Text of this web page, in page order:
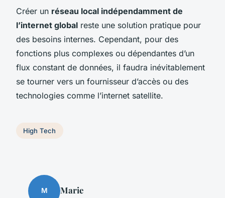
Créer un réseau local indépendamment de
l’internet global reste une solution pratique pour
des besoins internes. Cependant, pour des
fonctions plus complexes ou dépendantes d’un
flux constant de données, il faudra inévitablement
se tourner vers un fournisseur d’accès ou des
technologies comme l’internet satellite.
High Tech
M Marie